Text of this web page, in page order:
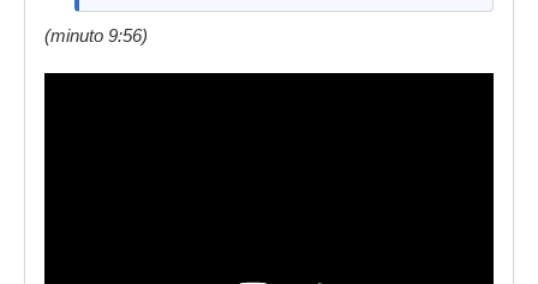
(minuto 9:56)